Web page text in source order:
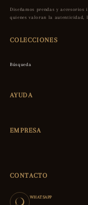
Diseñamos prendas y
quienes valoran la autenticidad,
COLECCIONES
Búsqueda
AYUDA
EMPRESA
CONTACTO
WHATSAPP